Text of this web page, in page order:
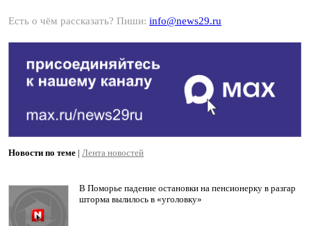
Есть о чём рассказать? Пиши: info@news29.ru
Новости по теме | Лента новостей
В Поморье падение остановки на пенсионерку в разгар
шторма вылилось в «уголовку»